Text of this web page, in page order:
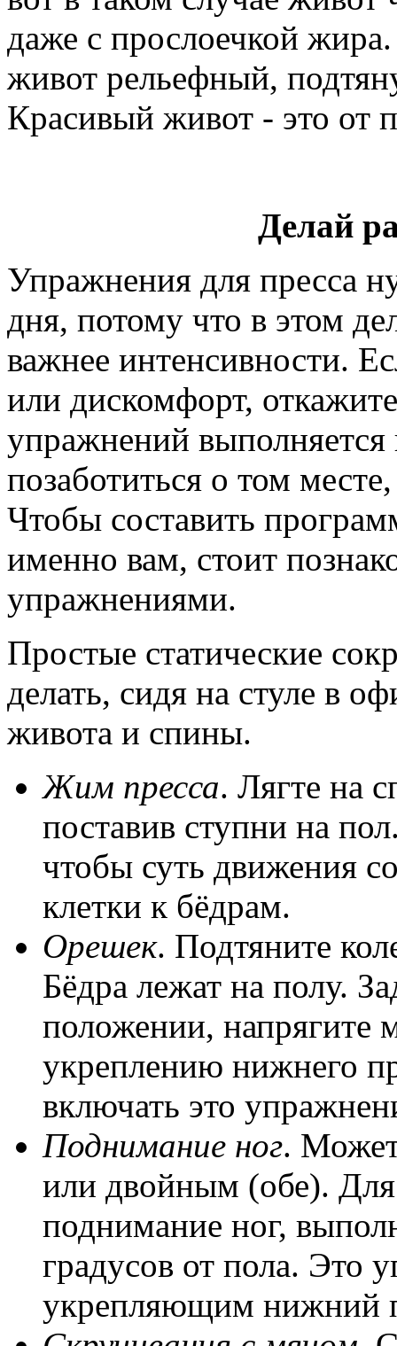
даже с прослоечкой
живот рельефный,
Красивый живот - это от
Делай
Упражнения для пресса
дня, потому что в этом
важнее интенсивности.
или дискомфорт,
упражнений выполняется
позаботиться о том
Чтобы составить
именно вам, стоит
упражнениями.
Простые статические
делать, сидя на стуле в
живота и спины.
Жим пресса. Лягте на
поставив ступни на
чтобы суть движения
клетки к бёдрам.
Орешек. Подтяните
Бёдра лежат на полу.
положении,
укреплению нижнего
включать это
Поднимание ног.
или двойным (обе). Для
поднимание ног,
градусов от пола. Это
укрепляющим нижний